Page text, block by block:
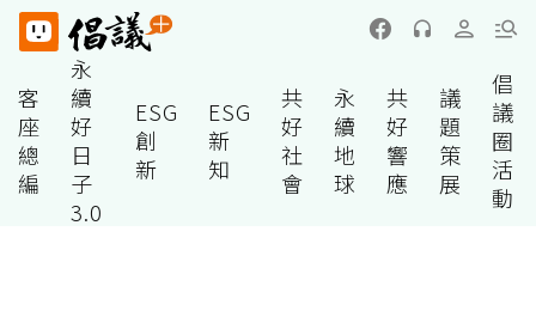
客
座
總
編
永
續
好
日
子
3.0
ESG
創
新
ESG
新
知
共
好
社
會
永
續
地
球
共
好
響
應
議
題
策
展
倡
議
圈
活
動